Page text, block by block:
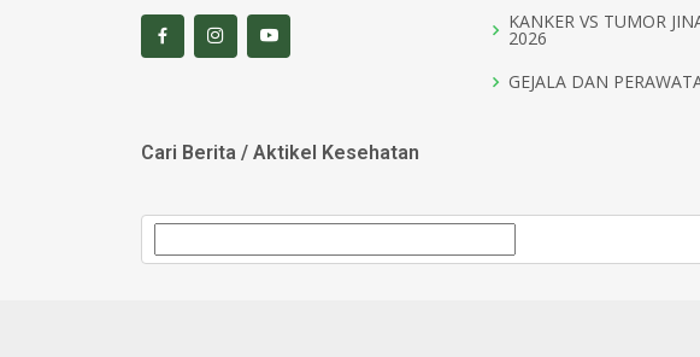
KANKER VS TUMOR
2026
GEJALA DAN
Cari Berita / Aktikel Kesehatan